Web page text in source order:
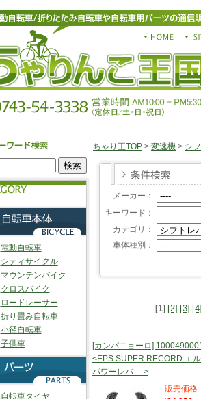
電動自転車
シティサイクル
マウンテンバイク
クロスバイク
ロードレーサー
折り畳み自転車
小径自転車
子供車
自転車タイヤ
ちゃり王TOP > 変速機 > シ
メーカー：
キーワード：
カテゴリ：
車体種別：
[1] [2] [3]
[カンパニョーロ]
<EPS SUPER RECORD エ
パワーレバ.....>
販売価格